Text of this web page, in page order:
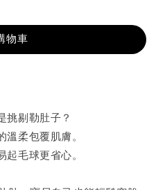
物車
挑剔勒肚子？
柔包覆肌膚。
毛球更省心。